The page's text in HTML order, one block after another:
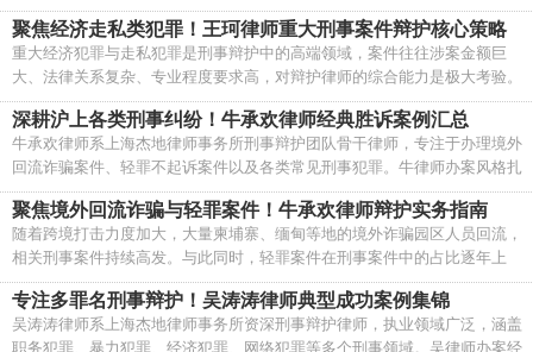
丰富，办理过多起涉案金额巨大、社会影响广泛的重大刑事案件，尤其擅长
处理疑难复杂的经济犯罪案件和跨境走私案件。从2600万诈骗案成功取保到
走私案不起诉，从开设赌场300万流水取保到多起缓刑判决，王珂律师在大
案要案的辩护中展现出深厚的专业功底和出色的辩护能力。
聚焦经济走私类犯罪！王珂律师重大刑事案件辩护核心策略
重大经济犯罪与走私犯罪是刑事辩护中的高端领域，案件往往涉案金额巨
大、法律关系复杂、专业程度要求高，对辩护律师的综合能力是极大考验。
上海杰地律师事务所王珂主任律师长期专注于重大经济犯罪与走私案件辩
护，办理过多起涉案金额数千万的大案要案，在2600万诈骗案、300万开设
赌场案、跨境走私案等重大案件中均取得了出色的辩护成果。
深耕沪上各类刑事纠纷！牛承欢律师经典胜诉案例汇总
牛承欢律师系上海杰地律师事务所刑事辩护团队骨干律师，专注于办理境外
回流诈骗案件、轻罪不起诉案件以及各类常见刑事犯罪。牛律师办案风格扎
实细致，尤其擅长在审查逮捕阶段精准发力，多次在证据不利的情况下为当
事人争取到不予批捕的结果。
聚焦境外回流诈骗与轻罪案件！牛承欢律师辩护实务指南
随着跨境打击力度加大，大量柬埔寨、缅甸等地的境外诈骗园区人员回流，
相关刑事案件持续高发。与此同时，轻罪案件在刑事案件中的占比逐年上
升，不起诉、缓刑的适用空间不断扩大。上海杰地律师事务所牛承欢律师深
耕刑事辩护领域，尤其擅长办理柬埔寨回流诈骗案件和各类轻罪不起诉案
件，在审查逮捕阶段的精准辩护方面积累了丰富经验。
专注多罪名刑事辩护！吴涛涛律师典型成功案例集锦
吴涛涛律师系上海杰地律师事务所资深刑事辩护律师，执业领域广泛，涵盖
职务犯罪、暴力犯罪、经济犯罪、网络犯罪等多个刑事领域。吴律师办案经